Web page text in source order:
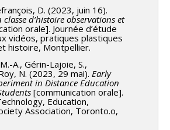
D. (2023, juin 16).
classe d’histoire observations et
orale]. Journée d’étude
vidéos, pratiques plastiques
histoire, Montpellier.
A., Gérin-Lajoie, S.,
N. (2023, 29 mai). Early
in Distance Education
[communication orale].
Education,
Association, Toronto.o,